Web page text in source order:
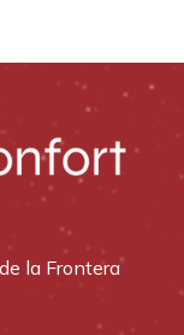
la Frontera